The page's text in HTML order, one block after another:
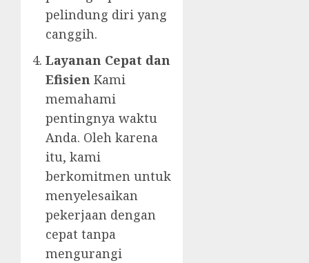
pelindung diri yang
canggih.
Layanan Cepat dan
Efisien Kami
memahami
pentingnya waktu
Anda. Oleh karena
itu, kami
berkomitmen untuk
menyelesaikan
pekerjaan dengan
cepat tanpa
mengurangi